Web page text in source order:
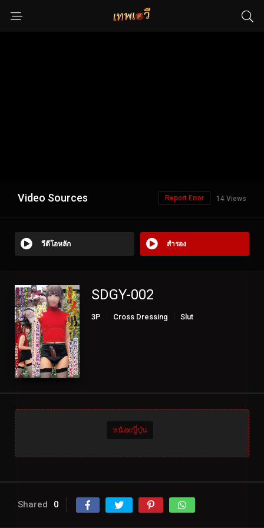
Video Sources 14 Views
Report Error
วีดีโอหลัก สำรอง
SDGY-002
3P Cross Dressing
Slut
หนังxญี่ปุ่น
Shared 0